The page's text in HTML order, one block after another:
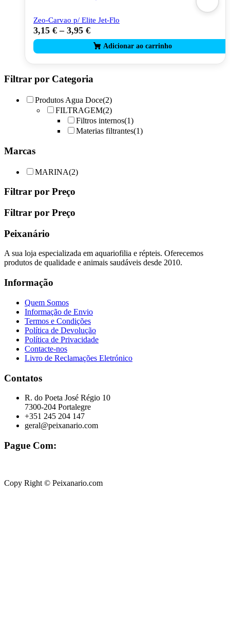
chosen
the
Zeo-Carvao p/ Elite Jet-Flo
3,15 € – 3,95 €
This
product
has
multiple
The
options
may
be
chosen
page
Filtrar por Categoria
Produtos Agua Doce(2)
FILTRAGEM(2)
Filtros internos(1)
Materias filtrantes(1)
Marcas
MARINA(2)
Filtrar por Preço
Filtrar por Preço
Peixanário
A sua loja especializada em aquariofilia e répteis. Oferecemos
produtos de qualidade e animais saudáveis desde 2010.
Informação
Quem Somos
Informação de Envio
Termos e Condições
Política de Devolução
Política de Privacidade
Contacte-nos
Livro de Reclamações Eletrónico
Contatos
R. do Poeta José Régio 10
7300-204 Portalegre
+351 245 204 147
geral@peixanario.com
Pague Com:
Copy Right © Peixanario.com